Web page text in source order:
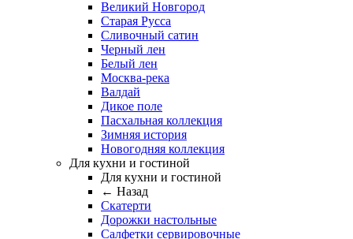
Великий Новгород
Старая Русса
Сливочный сатин
Черный лен
Белый лен
Москва-река
Валдай
Дикое поле
Пасхальная коллекция
Зимняя история
Новогодняя коллекция
Для кухни и гостиной
Для кухни и гостиной
← Назад
Скатерти
Дорожки настольные
Салфетки сервировочные